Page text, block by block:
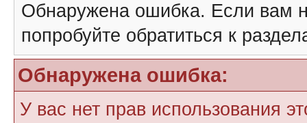
Обнаружена ошибка. Если вам
попробуйте обратиться к
Обнаружена ошибка:
У вас нет прав использования